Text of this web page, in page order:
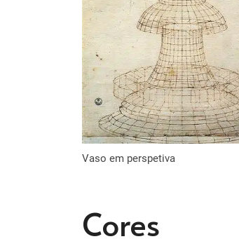
Vaso em perspetiva
Cores